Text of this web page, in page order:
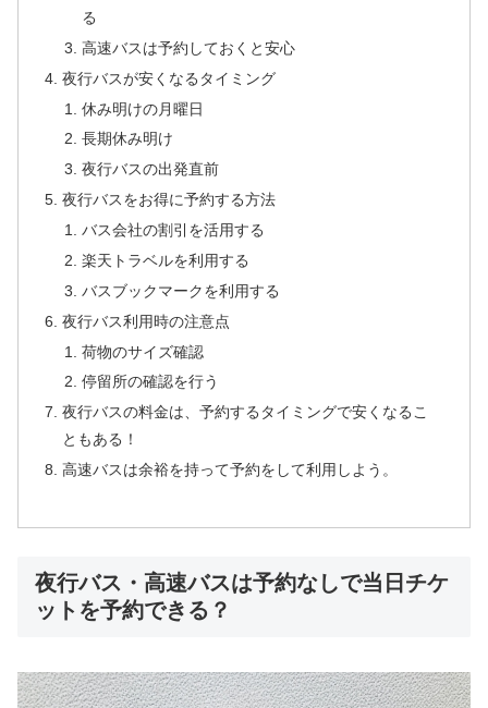
る
高速バスは予約しておくと安心
夜行バスが安くなるタイミング
休み明けの月曜日
長期休み明け
夜行バスの出発直前
夜行バスをお得に予約する方法
バス会社の割引を活用する
楽天トラベルを利用する
バスブックマークを利用する
夜行バス利用時の注意点
荷物のサイズ確認
停留所の確認を行う
夜行バスの料金は、予約するタイミングで安くなるこ
ともある！
高速バスは余裕を持って予約をして利用しよう。
夜行バス・高速バスは予約なしで当日チケ
ットを予約できる？